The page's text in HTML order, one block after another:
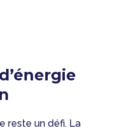
reste un défi. La